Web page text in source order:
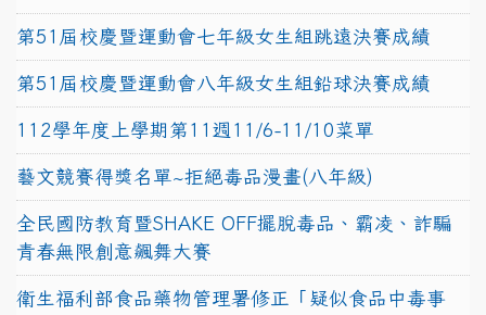
第51屆校慶暨運動會七年級女生組跳遠決賽成績
第51屆校慶暨運動會八年級女生組鉛球決賽成績
112學年度上學期第11週11/6-11/10菜單
藝文競賽得獎名單~拒絕毒品漫畫(八年級)
全民國防教育暨SHAKE OFF擺脫毒品、霸凌、詐騙
青春無限創意飆舞大賽
衛生福利部食品藥物管理署修正「疑似食品中毒事